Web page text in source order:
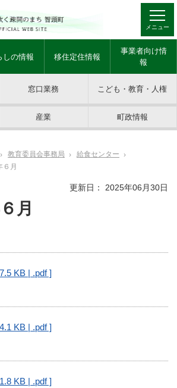
メニュー
しの情報 移住定住情報
事業者向け情
報
窓口業務 こども・教育・人権
産業 町政情報
教育委員会事務局
給食センター
６月
更新日： 2025年06月30日
月
KB | .pdf ]
KB | .pdf ]
KB | .pdf ]